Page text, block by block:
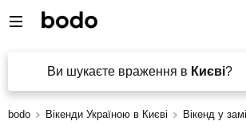
Ви шукаєте враження в Києві?
bodo Вікенди Україною в Києві Вікенд у